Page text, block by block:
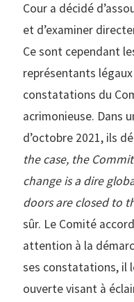
Cour a décidé
et d’examiner
Ce sont cependant
représentants
constatations du
acrimonieuse. Dans
d’octobre 2021, ils
the case, the
change is a dire
doors are closed to
sûr. Le Comité
attention à la
ses constatations, il
ouverte visant à